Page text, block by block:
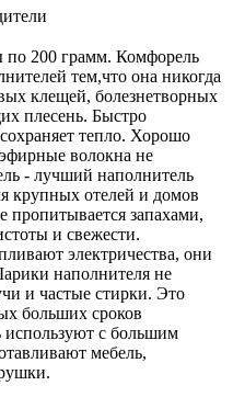
по 200 грамм. Комфорель
тем,что она никогда
клещей, болезнетворных
плесень. Быстро
тепло. Хорошо
волокна не
- лучший наполнитель
крупных отелей и домов
пропитывается запахами,
и свежести.
электричества, они
наполнителя не
и частые стирки. Это
больших сроков
используют с большим
мебель,